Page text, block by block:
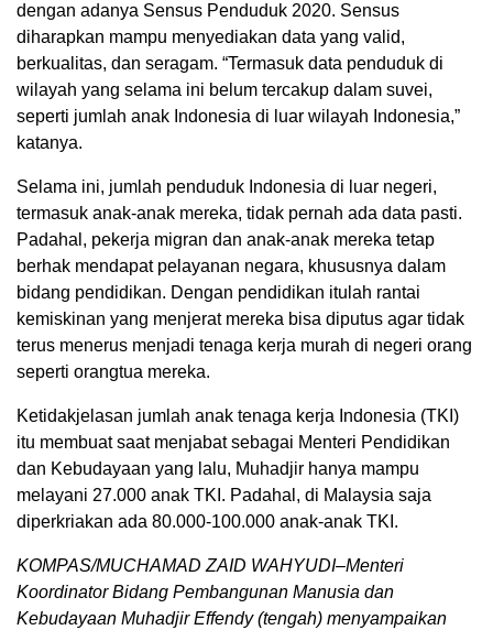
dengan adanya Sensus Penduduk 2020. Sensus
diharapkan mampu menyediakan data yang valid,
berkualitas, dan seragam. “Termasuk data penduduk di
wilayah yang selama ini belum tercakup dalam suvei,
seperti jumlah anak Indonesia di luar wilayah Indonesia,”
katanya.
Selama ini, jumlah penduduk Indonesia di luar negeri,
termasuk anak-anak mereka, tidak pernah ada data pasti.
Padahal, pekerja migran dan anak-anak mereka tetap
berhak mendapat pelayanan negara, khususnya dalam
bidang pendidikan. Dengan pendidikan itulah rantai
kemiskinan yang menjerat mereka bisa diputus agar tidak
terus menerus menjadi tenaga kerja murah di negeri orang
seperti orangtua mereka.
Ketidakjelasan jumlah anak tenaga kerja Indonesia (TKI)
itu membuat saat menjabat sebagai Menteri Pendidikan
dan Kebudayaan yang lalu, Muhadjir hanya mampu
melayani 27.000 anak TKI. Padahal, di Malaysia saja
diperkriakan ada 80.000-100.000 anak-anak TKI.
KOMPAS/MUCHAMAD ZAID WAHYUDI–Menteri
Koordinator Bidang Pembangunan Manusia dan
Kebudayaan Muhadjir Effendy (tengah) menyampaikan